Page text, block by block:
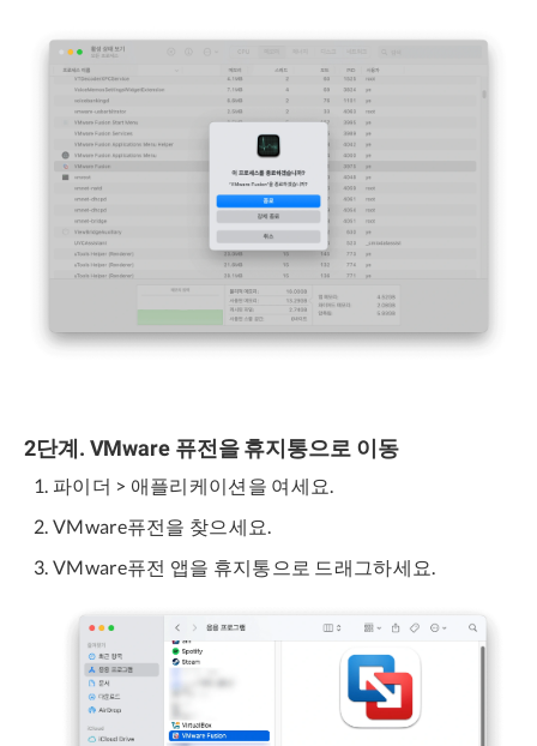
2단계. VMware 퓨전을 휴지통으로 이동
파이더 > 애플리케이션을 여세요.
VMware퓨전을 찾으세요.
VMware퓨전 앱을 휴지통으로 드래그하세요.